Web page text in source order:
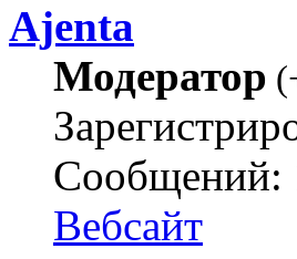
Ajenta
Модератор (
Сообщений:
Вебсайт